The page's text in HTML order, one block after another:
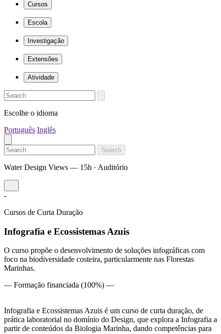
Cursos
Escola
Investigação
Extensões
Atividade
Escolhe o idioma
Português Inglês
Search
Water Design Views — 15h · Auditório
-
Cursos de Curta Duração
Infografia e Ecossistemas Azuis
O curso propõe o desenvolvimento de soluções infográficas com
foco na biodiversidade costeira, particularmente nas Florestas
Marinhas.
— Formação financiada (100%) —
Infografia e Ecossistemas Azuis é um curso de curta duração, de
prática laboratorial no domínio do Design, que explora a Infografia a
partir de conteúdos da Biologia Marinha, dando competências para